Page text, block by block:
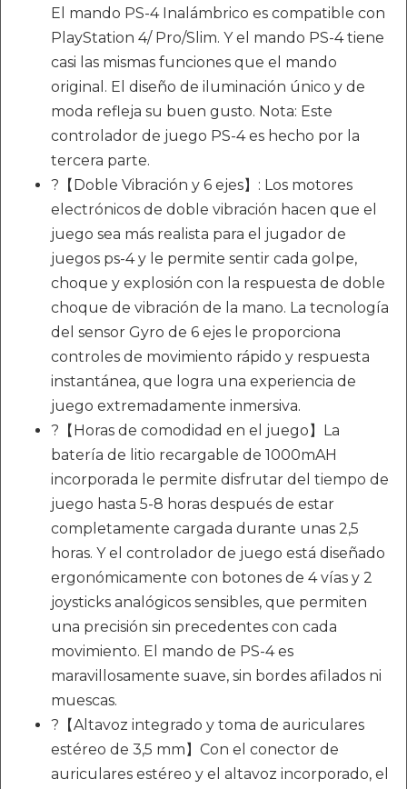
El mando PS-4 Inalámbrico es compatible con
PlayStation 4/ Pro/Slim. Y el mando PS-4 tiene
casi las mismas funciones que el mando
original. El diseño de iluminación único y de
moda refleja su buen gusto. Nota: Este
controlador de juego PS-4 es hecho por la
tercera parte.
?【Doble Vibración y 6 ejes】: Los motores
electrónicos de doble vibración hacen que el
juego sea más realista para el jugador de
juegos ps-4 y le permite sentir cada golpe,
choque y explosión con la respuesta de doble
choque de vibración de la mano. La tecnología
del sensor Gyro de 6 ejes le proporciona
controles de movimiento rápido y respuesta
instantánea, que logra una experiencia de
juego extremadamente inmersiva.
?【Horas de comodidad en el juego】La
batería de litio recargable de 1000mAH
incorporada le permite disfrutar del tiempo de
juego hasta 5-8 horas después de estar
completamente cargada durante unas 2,5
horas. Y el controlador de juego está diseñado
ergonómicamente con botones de 4 vías y 2
joysticks analógicos sensibles, que permiten
una precisión sin precedentes con cada
movimiento. El mando de PS-4 es
maravillosamente suave, sin bordes afilados ni
muescas.
?【Altavoz integrado y toma de auriculares
estéreo de 3,5 mm】Con el conector de
auriculares estéreo y el altavoz incorporado, el